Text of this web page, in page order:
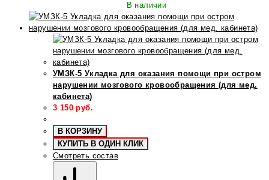
В наличии
УМЗК-5 Укладка для оказания помощи при остром
нарушении мозгового кровообращения (для мед.
кабинета)
3 150 руб.
В КОРЗИНУ
КУПИТЬ В ОДИН КЛИК
Смотреть состав